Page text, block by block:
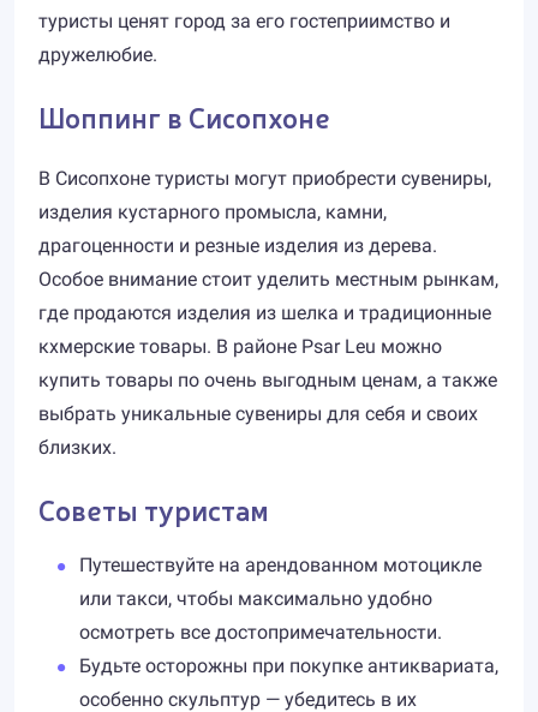
туристы ценят город за его гостеприимство и
дружелюбие.
Шоппинг в Сисопхоне
В Сисопхоне туристы могут приобрести сувениры,
изделия кустарного промысла, камни,
драгоценности и резные изделия из дерева.
Особое внимание стоит уделить местным рынкам,
где продаются изделия из шелка и традиционные
кхмерские товары. В районе Psar Leu можно
купить товары по очень выгодным ценам, а также
выбрать уникальные сувениры для себя и своих
близких.
Советы туристам
Путешествуйте на арендованном мотоцикле
или такси, чтобы максимально удобно
осмотреть все достопримечательности.
Будьте осторожны при покупке антиквариата,
особенно скульптур — убедитесь в их